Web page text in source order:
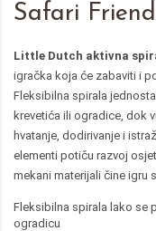
Safari
Little Dutch aktivna
igračka koja će zabaviti i
Fleksibilna spirala
krevetića ili ogradice, dok
hvatanje, dodirivanje i
elementi potiču razvoj
mekani materijali čine igru
Fleksibilna spirala lako se
ogradicu